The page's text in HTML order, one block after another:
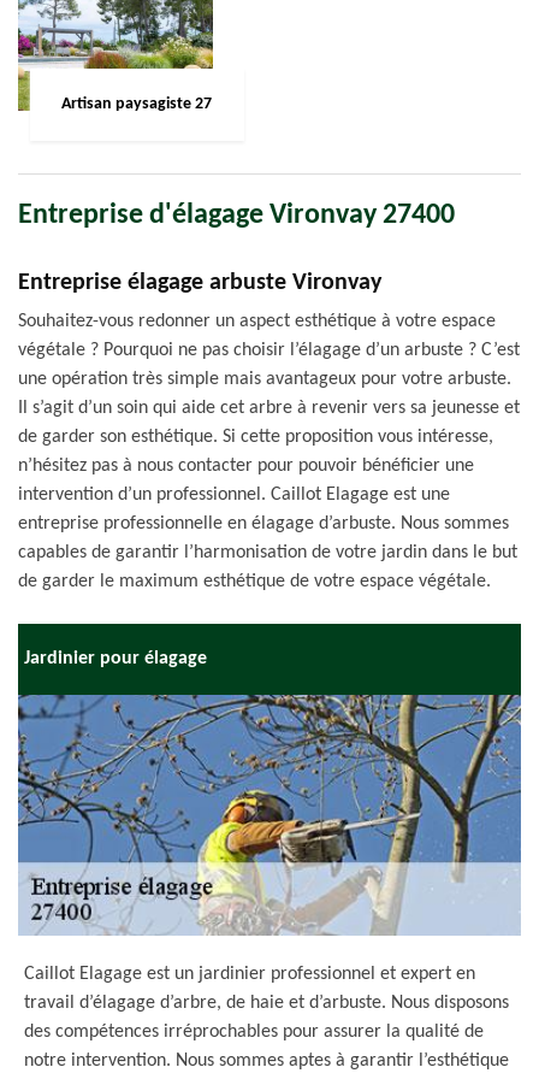
Artisan paysagiste 27
Entreprise d'élagage Vironvay 27400
Entreprise élagage arbuste Vironvay
Souhaitez-vous redonner un aspect esthétique à votre espace
végétale ? Pourquoi ne pas choisir l’élagage d’un arbuste ? C’est
une opération très simple mais avantageux pour votre arbuste.
Il s’agit d’un soin qui aide cet arbre à revenir vers sa jeunesse et
de garder son esthétique. Si cette proposition vous intéresse,
n’hésitez pas à nous contacter pour pouvoir bénéficier une
intervention d’un professionnel. Caillot Elagage est une
entreprise professionnelle en élagage d’arbuste. Nous sommes
capables de garantir l’harmonisation de votre jardin dans le but
de garder le maximum esthétique de votre espace végétale.
Jardinier pour élagage
Caillot Elagage est un jardinier professionnel et expert en
travail d’élagage d’arbre, de haie et d’arbuste. Nous disposons
des compétences irréprochables pour assurer la qualité de
notre intervention. Nous sommes aptes à garantir l’esthétique